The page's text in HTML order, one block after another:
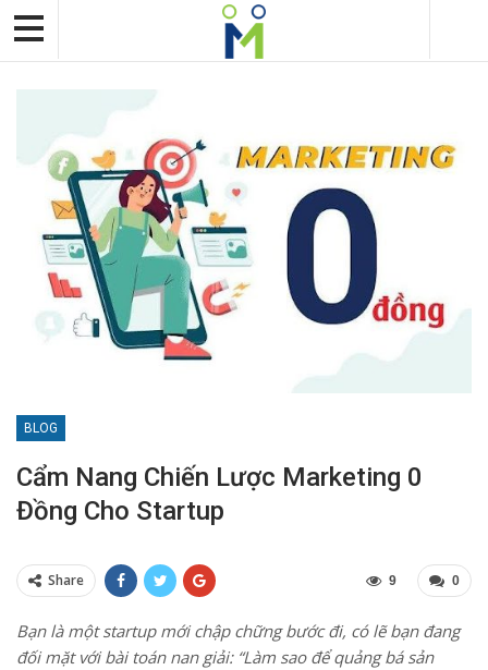
BLOG
Cẩm Nang Chiến Lược Marketing 0
Đồng Cho Startup
Share 0
9
Bạn là một startup mới chập chững bước đi, có lẽ bạn đang
đối mặt với bài toán nan giải: “Làm sao để quảng bá sản